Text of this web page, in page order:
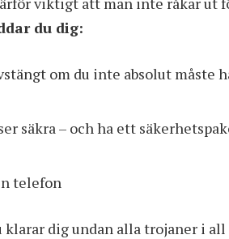
du dig:
om du inte absolut måste
säkra – och ha ett
telefon
dig undan alla trojaner i